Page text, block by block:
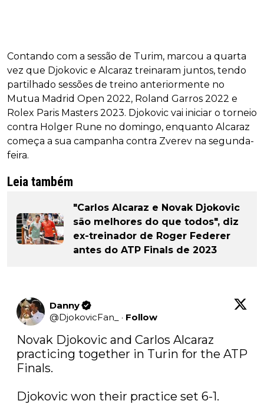
Contando com a sessão de Turim, marcou a quarta
vez que Djokovic e Alcaraz treinaram juntos, tendo
partilhado sessões de treino anteriormente no
Mutua Madrid Open 2022, Roland Garros 2022 e
Rolex Paris Masters 2023. Djokovic vai iniciar o torneio
contra Holger Rune no domingo, enquanto Alcaraz
começa a sua campanha contra Zverev na segunda-
feira.
Leia também
"Carlos Alcaraz e Novak Djokovic
são melhores do que todos", diz
ex-treinador de Roger Federer
antes do ATP Finals de 2023
Danny
@DjokovicFan_ · Follow
Novak Djokovic and Carlos Alcaraz
practicing together in Turin for the ATP
Finals.
Djokovic won their practice set 6-1.